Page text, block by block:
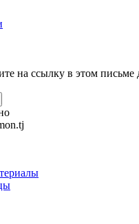
на ссылку в этом письме